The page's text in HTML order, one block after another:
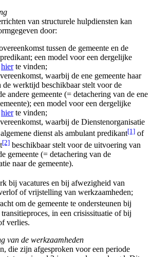
van structurele hulpdiensten kan
door:
tussen de gemeente en de
een model voor een dergelijke
hierte vinden;
waarbij de ene gemeente haar
de werktijd beschikbaar stelt voor de
andere gemeente (= detachering van de ene
een model voor een dergelijke
hierte vinden;
waarbij de Dienstenorganisatie
dienst als ambulant predikant[1] of
[2] beschikbaar stelt voor de uitvoering van
gemeente (= detachering van de
naar de gemeente).
bij vacatures en bij afwezigheid van
of vrijstelling van werkzaamheden;
om de gemeente te ondersteunen bij
in een crisissituatie of bij
verlies.
van de werkzaamheden
die zijn afgesproken voor een periode